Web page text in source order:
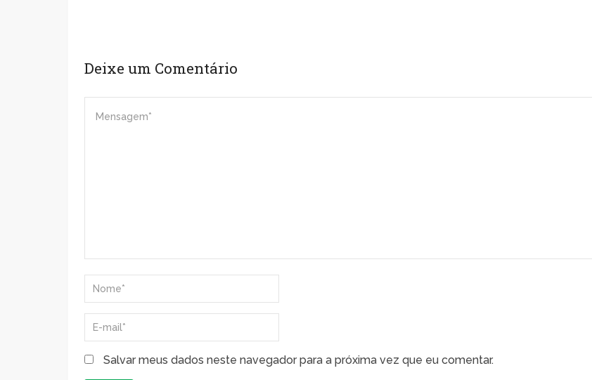
Deixe um Comentário
Salvar meus dados neste navegador para a próxima vez que eu comentar.